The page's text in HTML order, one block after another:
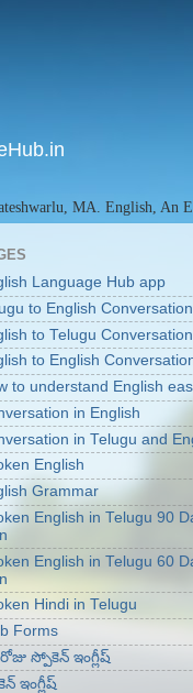
English, An English
Language Hub app
to English Conversation
to Telugu Conversation
to English
to understand English
in English
in Telugu and
English
Grammar
English in Telugu 90
English in Telugu 60
Hindi in Telugu
Forms
స్పోకెన్ ఇంగ్లీష్
ఇంగ్లీష్